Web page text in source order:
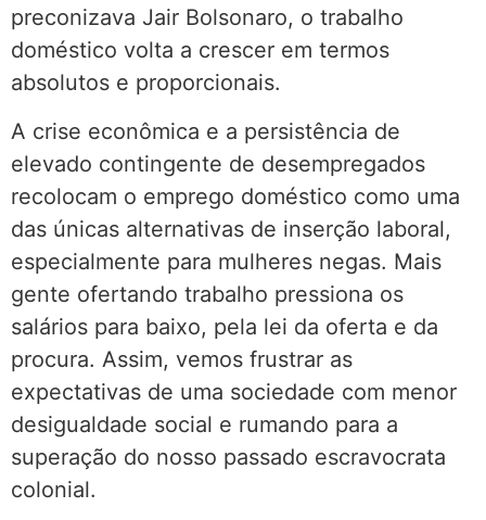
preconizava Jair Bolsonaro, o trabalho
doméstico volta a crescer em termos
absolutos e proporcionais.
A crise econômica e a persistência de
elevado contingente de desempregados
recolocam o emprego doméstico como uma
das únicas alternativas de inserção laboral,
especialmente para mulheres negas. Mais
gente ofertando trabalho pressiona os
salários para baixo, pela lei da oferta e da
procura. Assim, vemos frustrar as
expectativas de uma sociedade com menor
desigualdade social e rumando para a
superação do nosso passado escravocrata
colonial.